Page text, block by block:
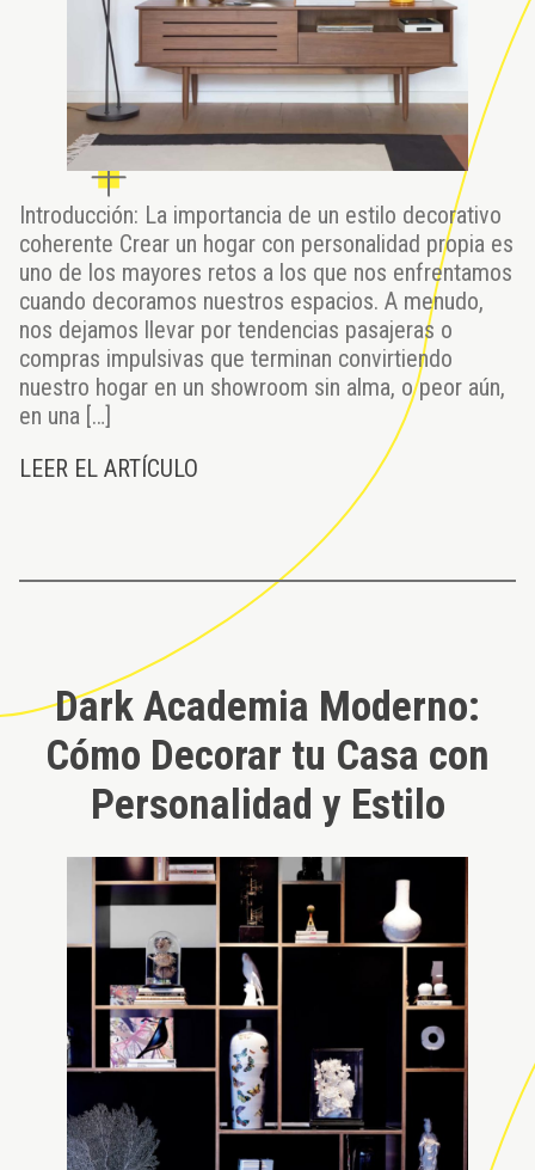
Introducción: La importancia de un estilo decorativo
coherente Crear un hogar con personalidad propia es
uno de los mayores retos a los que nos enfrentamos
cuando decoramos nuestros espacios. A menudo,
nos dejamos llevar por tendencias pasajeras o
compras impulsivas que terminan convirtiendo
nuestro hogar en un showroom sin alma, o peor aún,
en una […]
LEER EL ARTÍCULO
Dark Academia Moderno:
Cómo Decorar tu Casa con
Personalidad y Estilo